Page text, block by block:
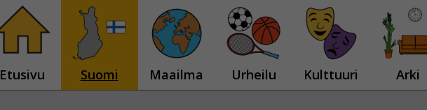
Etusivu Suomi Maailma Urheilu Kulttuuri Arki